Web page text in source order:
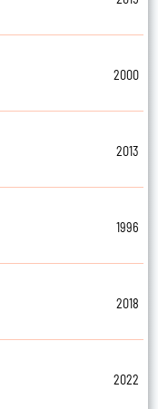
2000
2013
1996
2018
2022